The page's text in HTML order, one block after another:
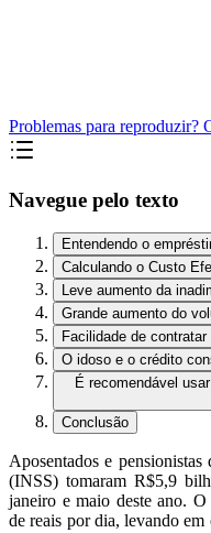
Problemas para reproduzir?
Navegue pelo texto
Entendendo o
Calculando o Custo
Leve aumento da
Grande aumento do
Facilidade de
O idoso e o crédito
É recomendável
Conclusão
Aposentados e
(INSS) tomaram R$5,9
janeiro e maio deste ano.
de reais por dia, levando em